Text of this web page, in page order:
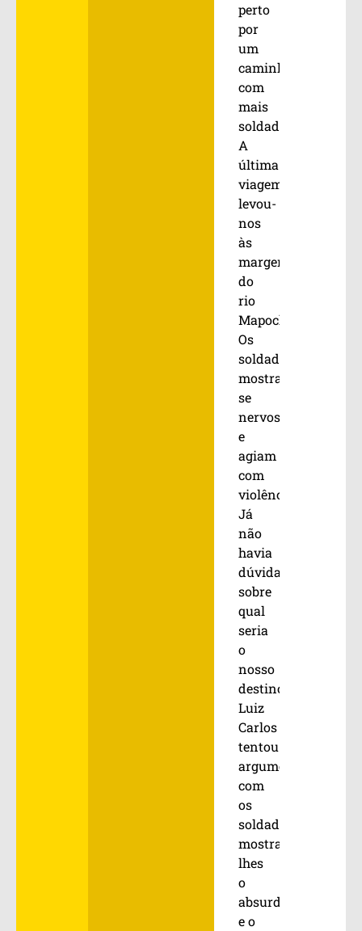
perto
por
um
caminhão
com
mais
soldados.
A
última
viagem
levou-
nos
às
margens
do
rio
Mapocho.
Os
soldados
mostravam-
se
nervosos
e
agiam
com
violência.
Já
não
havia
dúvida
sobre
qual
seria
o
nosso
destino.
Luiz
Carlos
tentou
argumentar
com
os
soldados,
mostrando-
lhes
o
absurdo
e o